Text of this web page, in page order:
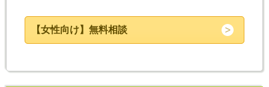
【女性向け】無料相談